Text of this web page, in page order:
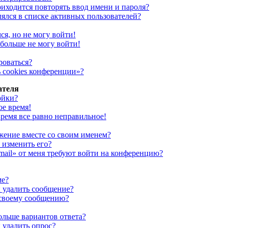
повторять ввод имени и пароля?
в списке активных пользователей?
но не могу войти!
не могу войти!
конференции»?
время!
все равно неправильное!
вместе со своим именем?
его?
от меня требуют войти на конференцию?
сообщение?
сообщению?
вариантов ответа?
опрос?